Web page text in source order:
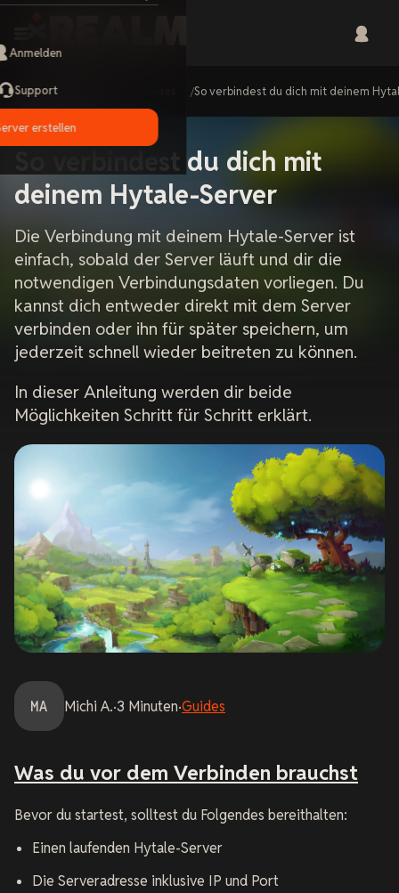
Anmelden
Support
erstellen
So verbindest du dich mit deinem
So verbindest du dich mit
deinem Hytale-Server
Die Verbindung mit deinem Hytale-Server ist
einfach, sobald der Server läuft und dir die
notwendigen Verbindungsdaten vorliegen. Du
kannst dich entweder direkt mit dem Server
verbinden oder ihn für später speichern, um
jederzeit schnell wieder beitreten zu können.
In dieser Anleitung werden dir beide
Möglichkeiten Schritt für Schritt erklärt.
MA Michi A.·3 Minuten·Guides
Was du vor dem Verbinden brauchst
Bevor du startest, solltest du Folgendes bereithalten:
Einen laufenden Hytale-Server
Die Serveradresse inklusive IP und Port